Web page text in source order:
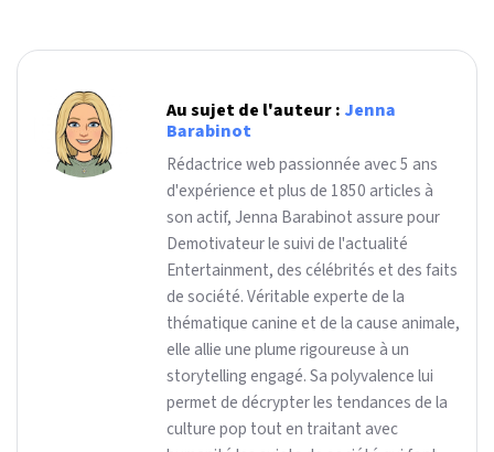
Au sujet de l'auteur : Jenna
Barabinot
Rédactrice web passionnée avec 5 ans
d'expérience et plus de 1850 articles à
son actif, Jenna Barabinot assure pour
Demotivateur le suivi de l'actualité
Entertainment, des célébrités et des faits
de société. Véritable experte de la
thématique canine et de la cause animale,
elle allie une plume rigoureuse à un
storytelling engagé. Sa polyvalence lui
permet de décrypter les tendances de la
culture pop tout en traitant avec